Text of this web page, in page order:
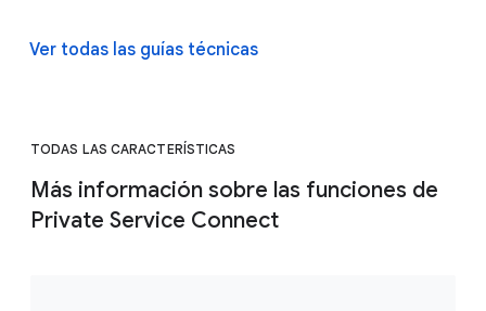
Ver todas las guías técnicas
TODAS LAS CARACTERÍSTICAS
Más información sobre las funciones de
Private Service Connect